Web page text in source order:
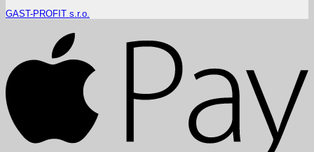
GAST-PROFIT s.r.o.